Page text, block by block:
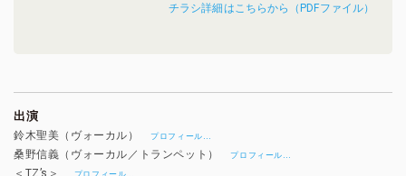
チラシ詳細はこちらから（PDFファイル）
出演
鈴木聖美（ヴォーカル）プロフィール
桑野信義（ヴォーカル／トランペット）プロフィール
＜TZ’s＞
プロフィール